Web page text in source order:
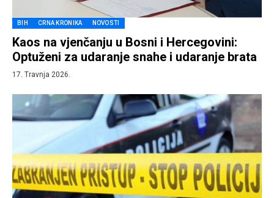
BIH CRNA KRONIKA NOVOSTI
Kaos na vjenčanju u Bosni i Hercegovini:
Optuženi za udaranje snahe i udaranje brata
17. Travnja 2026.